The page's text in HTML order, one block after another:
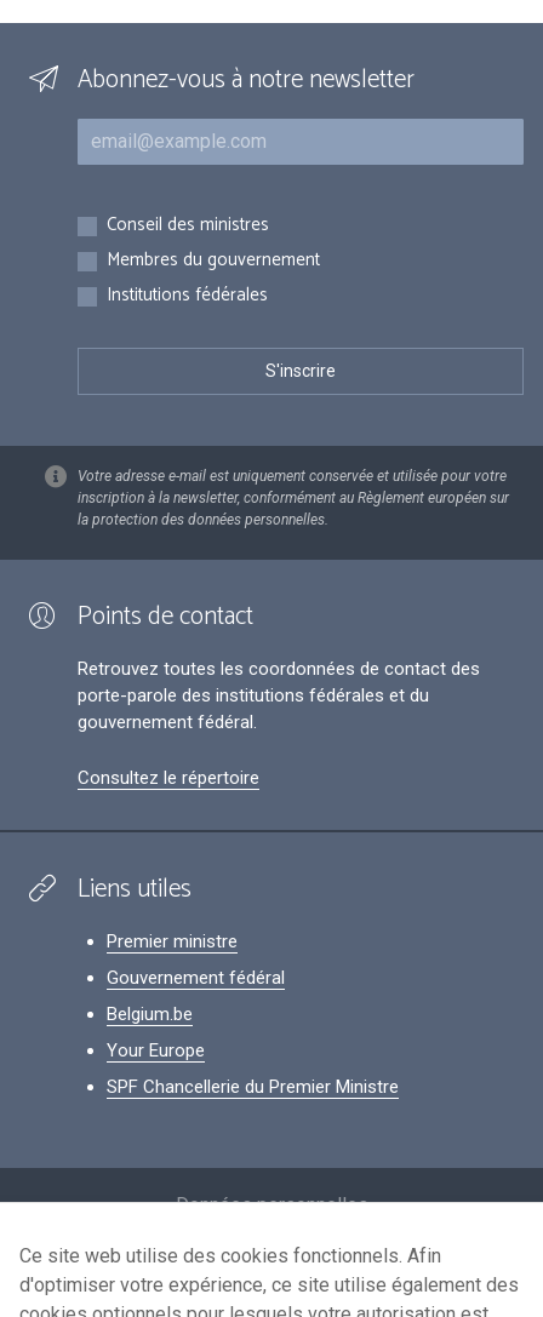
Abonnez-vous à notre newsletter
Courriel
Inscriptions
Conseil des ministres
Membres du gouvernement
Institutions fédérales
Votre adresse e-mail est uniquement conservée et utilisée pour votre
inscription à la newsletter, conformément au Règlement européen sur
la protection des données personnelles.
Points de contact
Retrouvez toutes les coordonnées de contact des
porte-parole des institutions fédérales et du
gouvernement fédéral.
Consultez le répertoire
Liens utiles
Premier ministre
Gouvernement fédéral
Belgium.be
Your Europe
SPF Chancellerie du Premier Ministre
Données personnelles
Conditions de réutilisation
Contactez-nous
Ce site web utilise des cookies fonctionnels. Afin
d'optimiser votre expérience, ce site utilise également des